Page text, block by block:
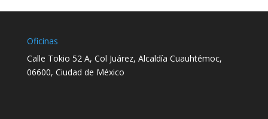
Oficinas
Calle Tokio 52 A, Col Juárez, Alcaldía Cuauhtémoc,
06600, Ciudad de México